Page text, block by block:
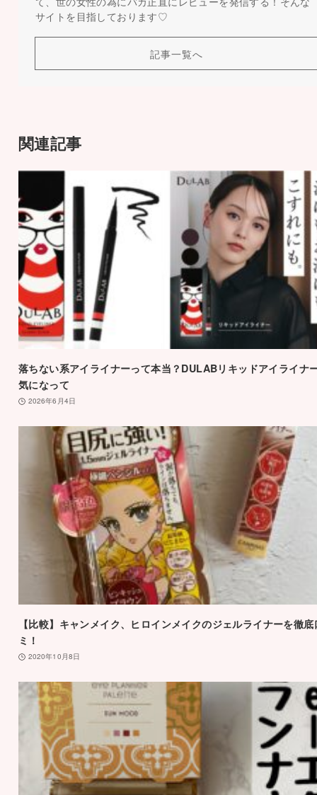
サイトを目指しております♡
記事一覧へ
関連記事
落ちない系アイライナーって本当？DULABリキッドアイライナ
気になって
2026年6月4日
【比較】キャンメイク、ヒロインメイクのジェルライナーを徹底
ミ！
2020年10月8日